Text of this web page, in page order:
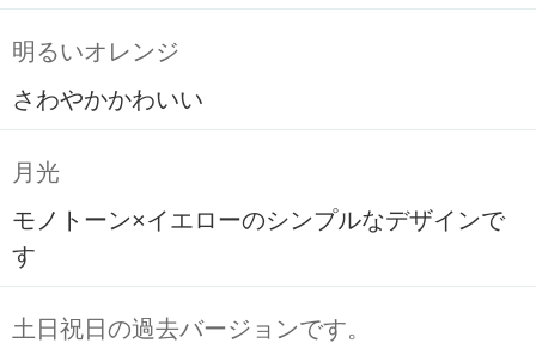
明るいオレンジ
さわやかかわいい
月光
モノトーン×イエローのシンプルなデザインで
す
土日祝日の過去バージョンです。